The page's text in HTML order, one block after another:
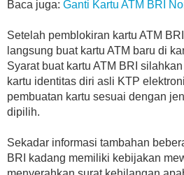
Baca juga: Ganti Kartu ATM BRI
Setelah pemblokiran kartu ATM
langsung buat kartu ATM baru di
Syarat buat kartu ATM BRI
kartu identitas diri asli KTP
pembuatan kartu sesuai dengan
dipilih.
Sekadar informasi tambahan
BRI kadang memiliki kebijakan